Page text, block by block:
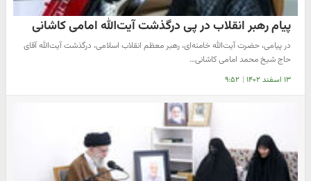
پیام رهبر انقلاب در پی درگذشت آیت‌الله امامی کاشانی
در پیامی، حضرت آیت‌الله خامنه‌ای، رهبر معظم انقلاب اسلامی، درگذشت آیت‌الله آقای
حاج شیخ محمد امامی کاشانی…
۱۳ اسفند ۱۴۰۲ | ۹:۵۲